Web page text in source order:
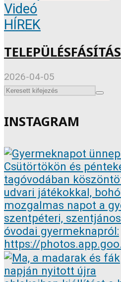
Videó
HÍREK
TELEPÜLÉSFÁSÍTÁS
2026-04-05
INSTAGRAM